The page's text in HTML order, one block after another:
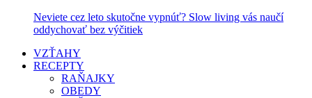
Neviete cez leto skutočne vypnúť? Slow living vás naučí
oddychovať bez výčitiek
VZŤAHY
RECEPTY
RAŇAJKY
OBEDY